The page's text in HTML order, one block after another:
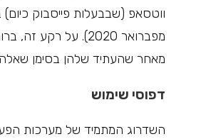
מפברואר 2020).
מאחר שהעתיד שלהן בסימן שאלה
דפוסי שימוש
השדרוג המתמיד של מערכות